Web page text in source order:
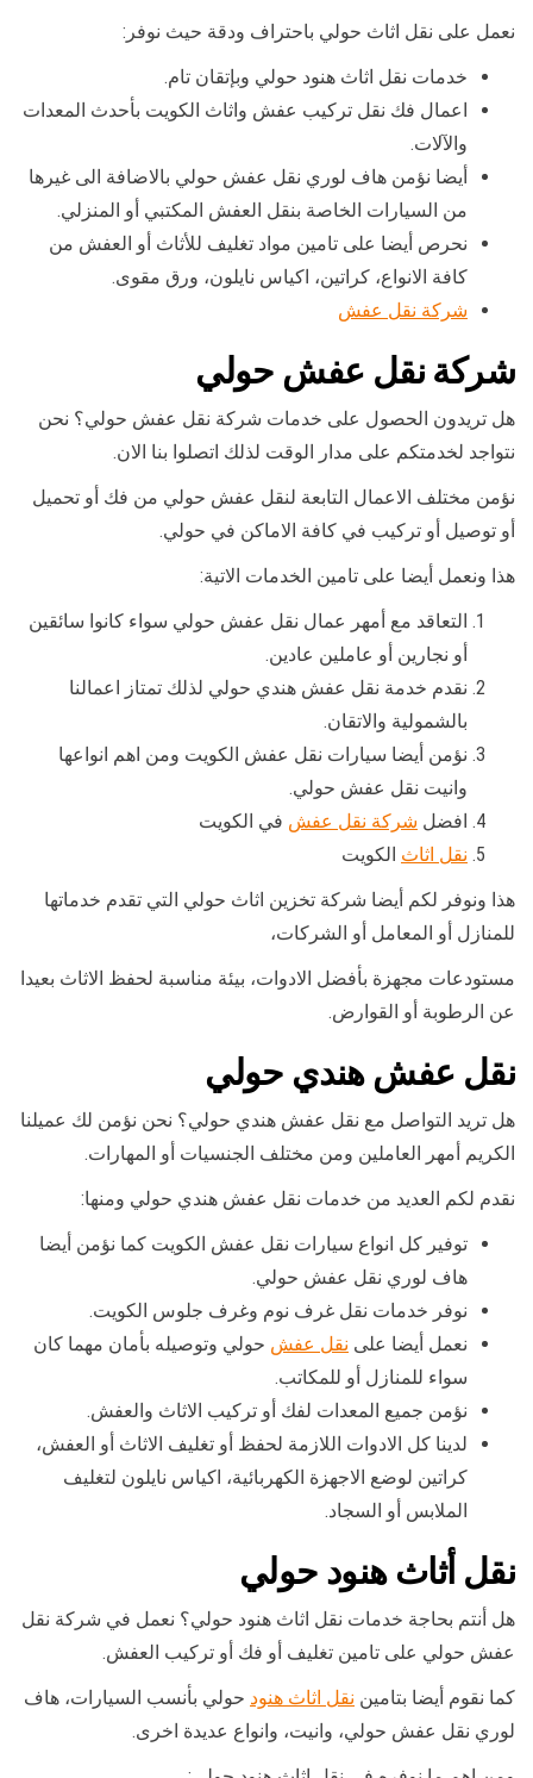
نعمل على نقل اثاث حولي باحتراف ودقة حيث نوفر:
خدمات نقل اثاث هنود حولي وبإتقان تام.
اعمال فك نقل تركيب عفش واثاث الكويت بأحدث المعدات
والآلات.
أيضا نؤمن هاف لوري نقل عفش حولي بالاضافة الى غيرها
من السيارات الخاصة بنقل العفش المكتبي أو المنزلي.
نحرص أيضا على تامين مواد تغليف للأثاث أو العفش من
كافة الانواع، كراتين، اكياس نايلون، ورق مقوى.
شركة نقل عفش
شركة نقل عفش حولي
هل تريدون الحصول على خدمات شركة نقل عفش حولي؟ نحن
نتواجد لخدمتكم على مدار الوقت لذلك اتصلوا بنا الان.
نؤمن مختلف الاعمال التابعة لنقل عفش حولي من فك أو تحميل
أو توصيل أو تركيب في كافة الاماكن في حولي.
هذا ونعمل أيضا على تامين الخدمات الاتية:
التعاقد مع أمهر عمال نقل عفش حولي سواء كانوا سائقين
أو نجارين أو عاملين عادين.
نقدم خدمة نقل عفش هندي حولي لذلك تمتاز اعمالنا
بالشمولية والاتقان.
نؤمن أيضا سيارات نقل عفش الكويت ومن اهم انواعها
وانيت نقل عفش حولي.
افضل شركة نقل عفش في الكويت
نقل اثاث الكويت
هذا ونوفر لكم أيضا شركة تخزين اثاث حولي التي تقدم خدماتها
للمنازل أو المعامل أو الشركات،
مستودعات مجهزة بأفضل الادوات، بيئة مناسبة لحفظ الاثاث بعيدا
عن الرطوبة أو القوارض.
نقل عفش هندي حولي
هل تريد التواصل مع نقل عفش هندي حولي؟ نحن نؤمن لك عميلنا
الكريم أمهر العاملين ومن مختلف الجنسيات أو المهارات.
نقدم لكم العديد من خدمات نقل عفش هندي حولي ومنها:
توفير كل انواع سيارات نقل عفش الكويت كما نؤمن أيضا
هاف لوري نقل عفش حولي.
نوفر خدمات نقل غرف نوم وغرف جلوس الكويت.
نعمل أيضا على نقل عفش حولي وتوصيله بأمان مهما كان
سواء للمنازل أو للمكاتب.
نؤمن جميع المعدات لفك أو تركيب الاثاث والعفش.
لدينا كل الادوات اللازمة لحفظ أو تغليف الاثاث أو العفش،
كراتين لوضع الاجهزة الكهربائية، اكياس نايلون لتغليف
الملابس أو السجاد.
نقل أثاث هنود حولي
هل أنتم بحاجة خدمات نقل اثاث هنود حولي؟ نعمل في شركة نقل
عفش حولي على تامين تغليف أو فك أو تركيب العفش.
كما نقوم أيضا بتامين نقل اثاث هنود حولي بأنسب السيارات، هاف
لوري نقل عفش حولي، وانيت، وانواع عديدة اخرى.